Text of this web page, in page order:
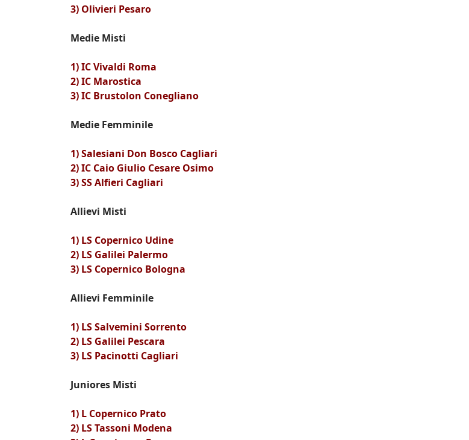
3) Olivieri Pesaro
Medie Misti
1) IC Vivaldi Roma
2) IC Marostica
3) IC Brustolon Conegliano
Medie Femminile
1) Salesiani Don Bosco Cagliari
2) IC Caio Giulio Cesare Osimo
3) SS Alfieri Cagliari
Allievi Misti
1) LS Copernico Udine
2) LS Galilei Palermo
3) LS Copernico Bologna
Allievi Femminile
1) LS Salvemini Sorrento
2) LS Galilei Pescara
3) LS Pacinotti Cagliari
Juniores Misti
1) L Copernico Prato
2) LS Tassoni Modena